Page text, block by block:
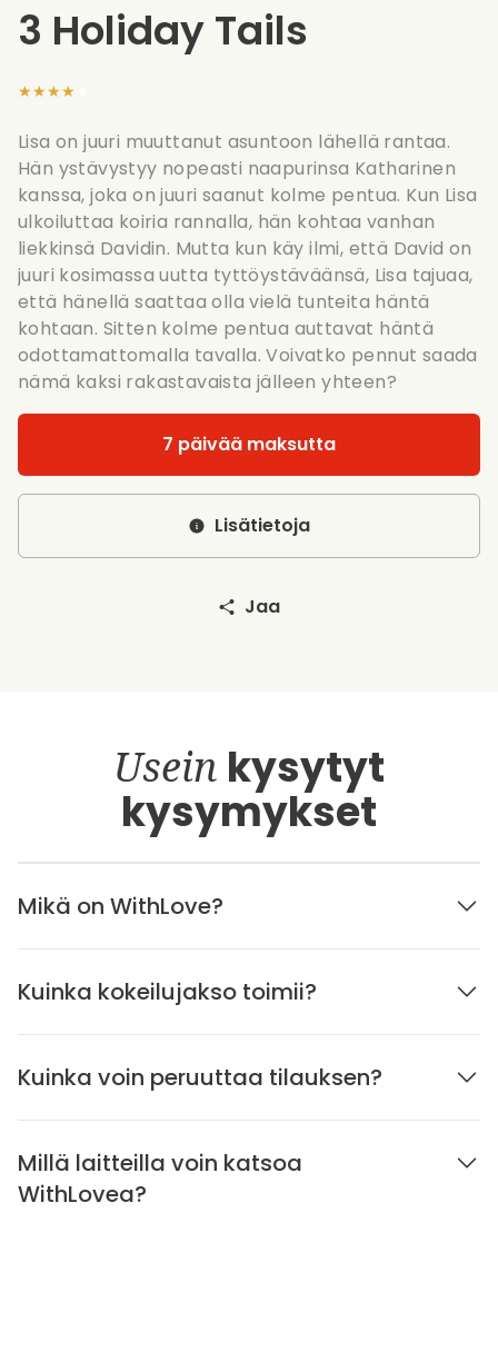
3 Holiday Tails
★★★★★
Lisa on juuri muuttanut asuntoon lähellä rantaa.
Hän ystävystyy nopeasti naapurinsa Katharinen
kanssa, joka on juuri saanut kolme pentua. Kun Lisa
ulkoiluttaa koiria rannalla, hän kohtaa vanhan
liekkinsä Davidin. Mutta kun käy ilmi, että David on
juuri kosimassa uutta tyttöystäväänsä, Lisa tajuaa,
että hänellä saattaa olla vielä tunteita häntä
kohtaan. Sitten kolme pentua auttavat häntä
odottamattomalla tavalla. Voivatko pennut saada
nämä kaksi rakastavaista jälleen yhteen?
7 päivää maksutta
Lisätietoja
Jaa
Usein kysytyt
kysymykset
Mikä on WithLove?
Kuinka kokeilujakso toimii?
Kuinka voin peruuttaa tilauksen?
Millä laitteilla voin katsoa
WithLovea?